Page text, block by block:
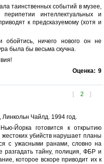
таинственных событий в музее,
интеллектуальных и
к предсказуемому (хотя и
обойтись, ничего нового он не
была бы весьма скучна.
Оценка: 9
[ 2 ]
Линкольн Чайлд. 1994 год.
Йорка готовится к открытию
убийств нарушает планы
с ужасными ранами, словно на
тайну, полиция, ФБР и
которое вскоре приводит их к